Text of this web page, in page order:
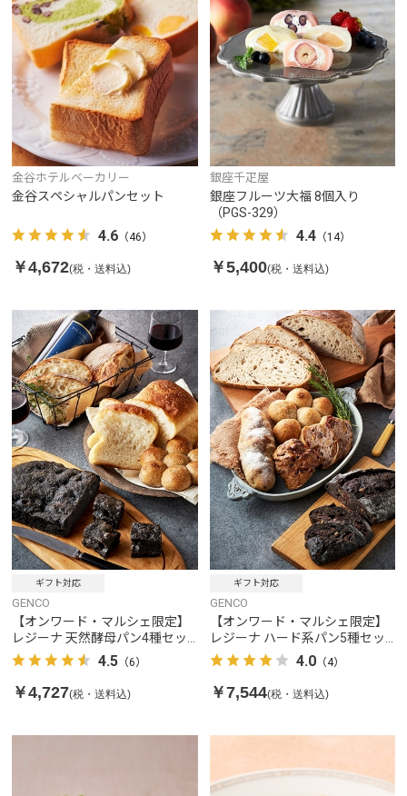
金谷ホテルベーカリー
金谷スペシャルパンセット
4.6 （46）
￥4,672(税・送料込)
銀座千疋屋
銀座フルーツ大福 8個入り
（PGS-329）
4.4（14）
￥5,400(税・送料込)
ギフト対応
GENCO
【オンワード・マルシェ限定】
レジーナ 天然酵母パン4種セッ
ト
4.5 （6）
￥4,727(税・送料込)
ギフト対応
GENCO
【オンワード・マルシェ限定】
レジーナ ハード系パン5種セッ
ト
4.0（4）
￥7,544(税・送料込)